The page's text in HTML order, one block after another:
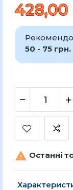
428,00
50 - 75 грн.
 Останні